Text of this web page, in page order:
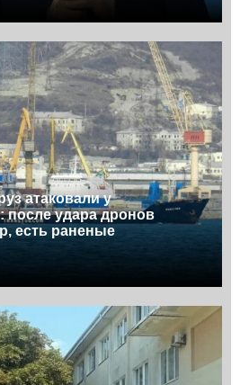
атаковали у
после удара дронов
есть раненые